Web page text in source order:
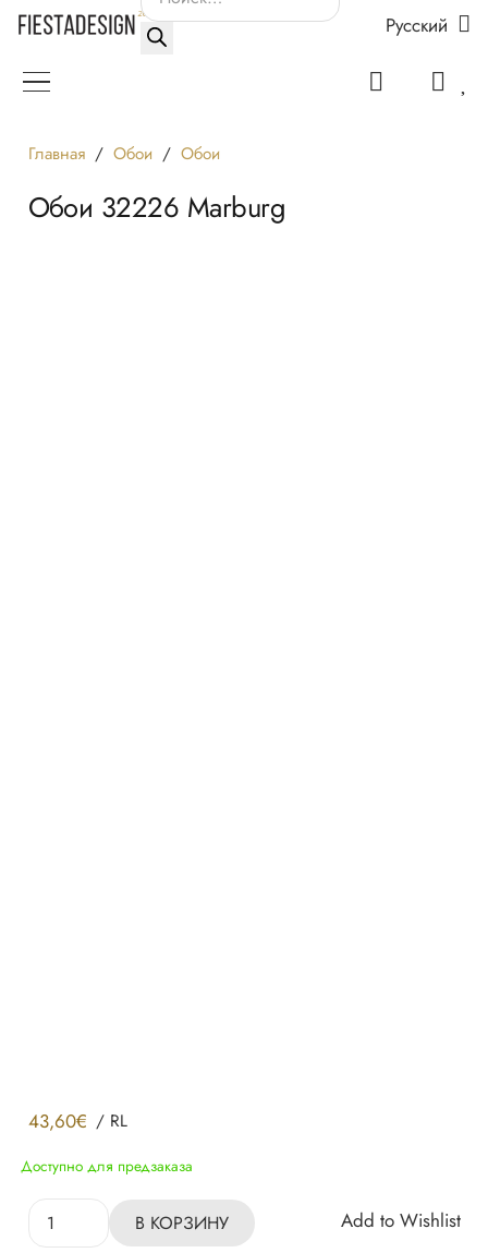
товаров
Русский
Главная / Обои / Обои
Обои 32226 Marburg
43,60€ / RL
Доступно для предзаказа
Количество
В КОРЗИНУ Add to Wishlist